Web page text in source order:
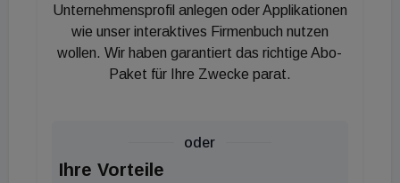
„Wir haben die Arbeit und das Team von EcoAct
schon lange sehr geschätzt. Die Zusammenführung
unserer beiden Organisationen wird uns helfen,
bedienen zu können“, sagt Steve Wilhite,
Unternehmensprofil anlegen oder Applikationen
wie unser interaktives Firmenbuch nutzen
wollen. Wir haben garantiert das richtige Abo-
Paket für Ihre Zwecke parat.
oder
Ihre Vorteile